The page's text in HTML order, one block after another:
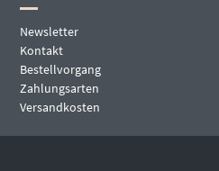
Newsletter
Kontakt
Bestellvorgang
Zahlungsarten
Versandkosten